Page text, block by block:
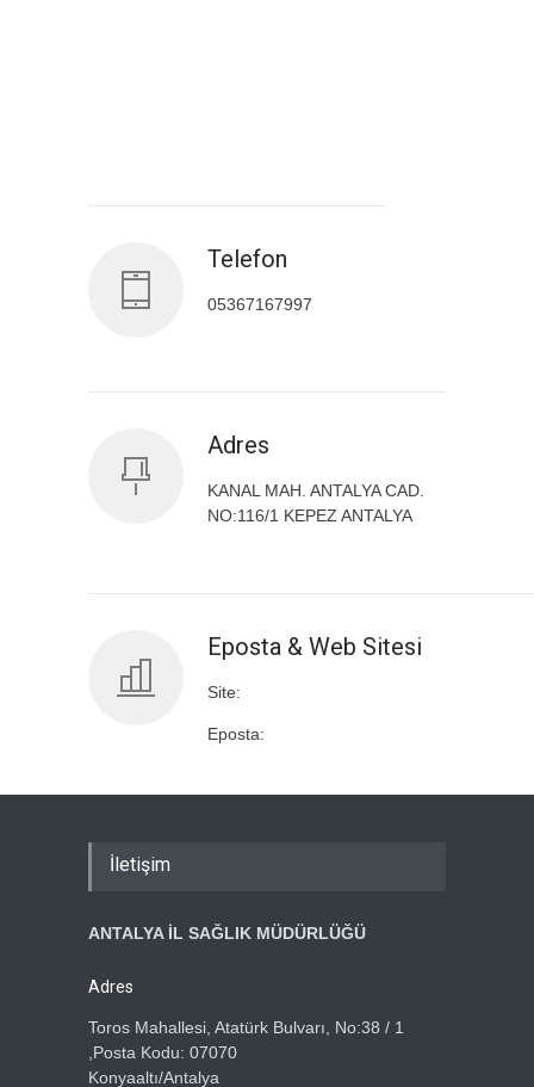
Telefon
05367167997
Adres
KANAL MAH. ANTALYA CAD.
NO:116/1 KEPEZ ANTALYA
Eposta & Web Sitesi
Site:
Eposta:
İletişim
ANTALYA İL SAĞLIK MÜDÜRLÜĞÜ
Adres
Toros Mahallesi, Atatürk Bulvarı, No:38 / 1
,Posta Kodu: 07070
Konyaaltı/Antalya